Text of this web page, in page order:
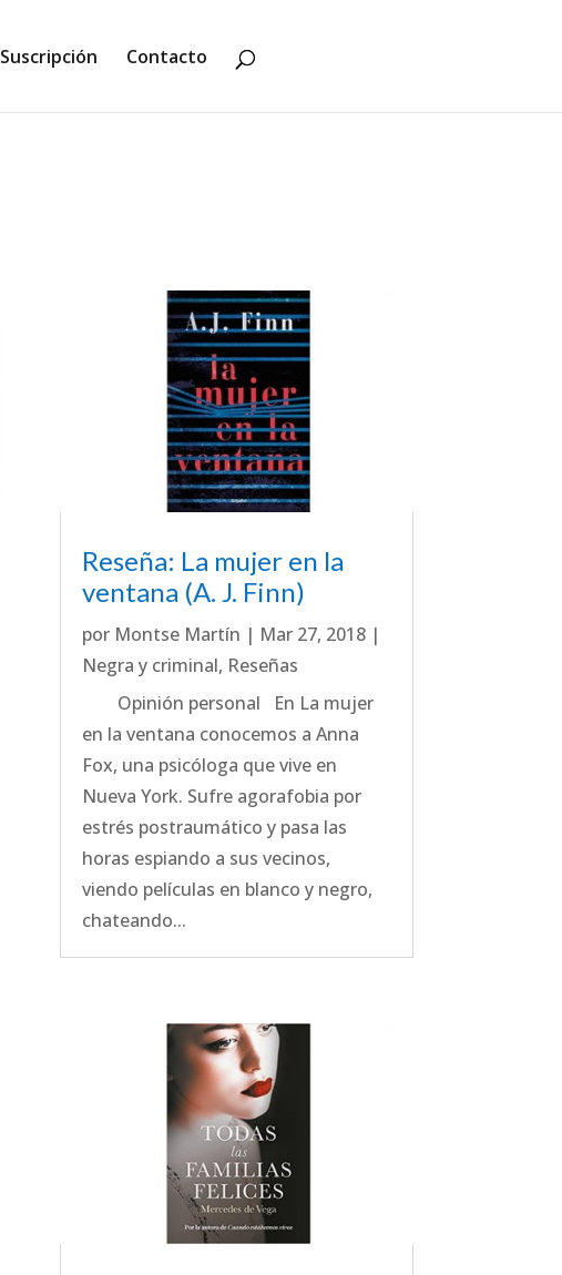
Suscripción Contacto
Reseña: La mujer en la
ventana (A. J. Finn)
por Montse Martín | Mar 27, 2018|
Negra y criminal, Reseñas
Opinión personal En La mujer
en la ventana conocemos a Anna
Fox, una psicóloga que vive en
Nueva York. Sufre agorafobia por
estrés postraumático y pasa las
horas espiando a sus vecinos,
viendo películas en blanco y negro,
chateando...